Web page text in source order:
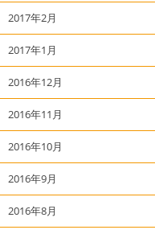
2017年2月
2017年1月
2016年12月
2016年11月
2016年10月
2016年9月
2016年8月